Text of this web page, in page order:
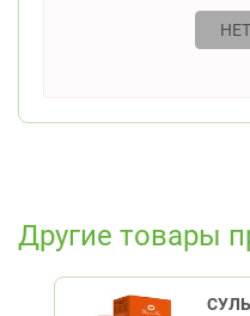
Другие товары